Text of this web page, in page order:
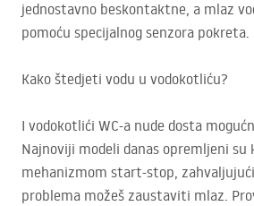
jednostavno beskontaktne, a mlaz
pomoću specijalnog senzora pokreta.
Kako štedjeti vodu u vodokotliću?
I vodokotlići WC-a nude dosta
Najnoviji modeli danas opremljeni su
mehanizmom start-stop,
problema možeš zaustaviti mlaz.